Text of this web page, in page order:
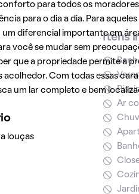
para todos os
para o dia a dia. Para
diferencial importante em
você se mudar sem
que a propriedade permite a
Com todas essas
um lar completo e bem
louças
Itens
Ar